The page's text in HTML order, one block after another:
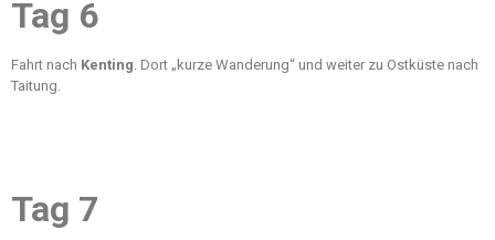
Tag 6
Fahrt nach Kenting . Dort „kurze Wanderung“ und weiter zu Ostküste nach
Taitung.
Tag 7